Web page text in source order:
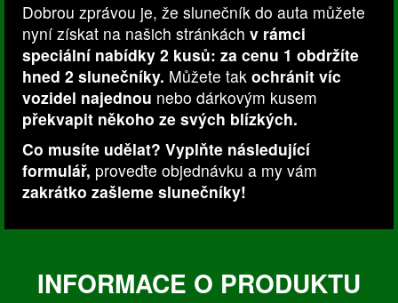
Dobrou zprávou je, že slunečník do auta můžete
nyní získat na našich stránkách v rámci
speciální nabídky 2 kusů: za cenu 1 obdržíte
hned 2 slunečníky. Můžete tak ochránit víc
vozidel najednou nebo dárkovým kusem
překvapit někoho ze svých blízkých.
Co musíte udělat? Vyplňte následující
formulář, proveďte objednávku a my vám
zakrátko zašleme slunečníky!
INFORMACE O PRODUKTU